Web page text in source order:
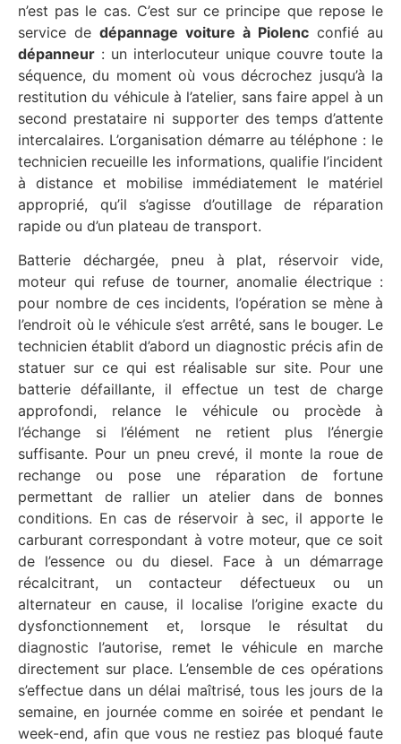
n’est pas le cas. C’est sur ce principe que repose le
service de dépannage voiture à Piolenc confié au
dépanneur : un interlocuteur unique couvre toute la
séquence, du moment où vous décrochez jusqu’à la
restitution du véhicule à l’atelier, sans faire appel à un
second prestataire ni supporter des temps d’attente
intercalaires. L’organisation démarre au téléphone : le
technicien recueille les informations, qualifie l’incident
à distance et mobilise immédiatement le matériel
approprié, qu’il s’agisse d’outillage de réparation
rapide ou d’un plateau de transport.
Batterie déchargée, pneu à plat, réservoir vide,
moteur qui refuse de tourner, anomalie électrique :
pour nombre de ces incidents, l’opération se mène à
l’endroit où le véhicule s’est arrêté, sans le bouger. Le
technicien établit d’abord un diagnostic précis afin de
statuer sur ce qui est réalisable sur site. Pour une
batterie défaillante, il effectue un test de charge
approfondi, relance le véhicule ou procède à
l’échange si l’élément ne retient plus l’énergie
suffisante. Pour un pneu crevé, il monte la roue de
rechange ou pose une réparation de fortune
permettant de rallier un atelier dans de bonnes
conditions. En cas de réservoir à sec, il apporte le
carburant correspondant à votre moteur, que ce soit
de l’essence ou du diesel. Face à un démarrage
récalcitrant, un contacteur défectueux ou un
alternateur en cause, il localise l’origine exacte du
dysfonctionnement et, lorsque le résultat du
diagnostic l’autorise, remet le véhicule en marche
directement sur place. L’ensemble de ces opérations
s’effectue dans un délai maîtrisé, tous les jours de la
semaine, en journée comme en soirée et pendant le
week-end, afin que vous ne restiez pas bloqué faute